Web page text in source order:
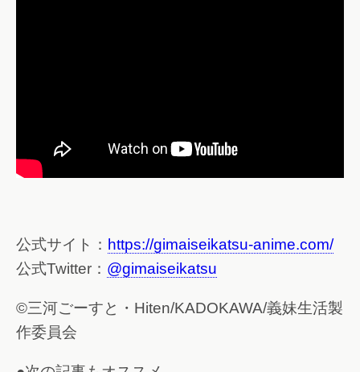
公式サイト： https://gimaiseikatsu-anime.com/
公式Twitter： @gimaiseikatsu
©三河ごーすと・Hiten/KADOKAWA/義妹生活製
作委員会